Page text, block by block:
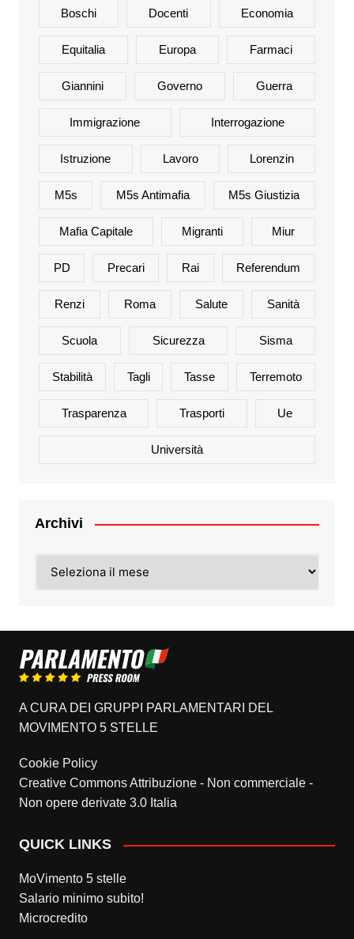
Boschi Docenti Economia
Equitalia Europa Farmaci
Giannini Governo Guerra
Immigrazione Interrogazione
Istruzione Lavoro Lorenzin
M5s M5s Antimafia M5s Giustizia
Mafia Capitale Migranti Miur
PD Precari Rai Referendum
Renzi Roma Salute Sanità
Scuola Sicurezza Sisma
Stabilità Tagli Tasse Terremoto
Trasparenza Trasporti Ue
Università
Archivi
A CURA DEI GRUPPI PARLAMENTARI DEL
MOVIMENTO 5 STELLE
Cookie Policy
Creative Commons Attribuzione - Non commerciale -
Non opere derivate 3.0 Italia
QUICK LINKS
MoVimento 5 stelle
Salario minimo subito!
Microcredito